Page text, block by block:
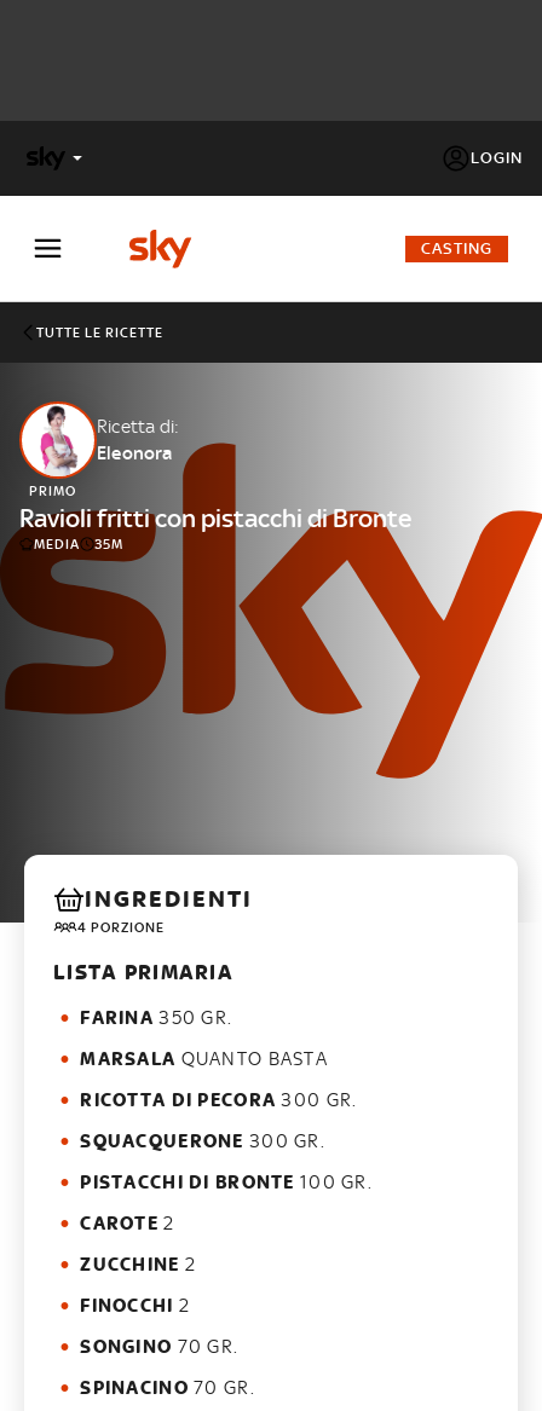
LOGIN
FACTOR
Cos’altro vedere:
PROGRAMMI SKY
Un mondo di offerte:
SKY.IT
NOW
CASTING
TUTTE LE RICETTE
Ricetta di:
Eleonora
PRIMO
Ravioli fritti con pistacchi di Bronte
MEDIA 35M
INGREDIENTI
4 PORZIONE
LISTA PRIMARIA
FARINA 350 GR.
MARSALA QUANTO BASTA
RICOTTA DI PECORA 300 GR.
SQUACQUERONE 300 GR.
PISTACCHI DI BRONTE 100 GR.
CAROTE 2
ZUCCHINE 2
FINOCCHI 2
SONGINO 70 GR.
SPINACINO 70 GR.